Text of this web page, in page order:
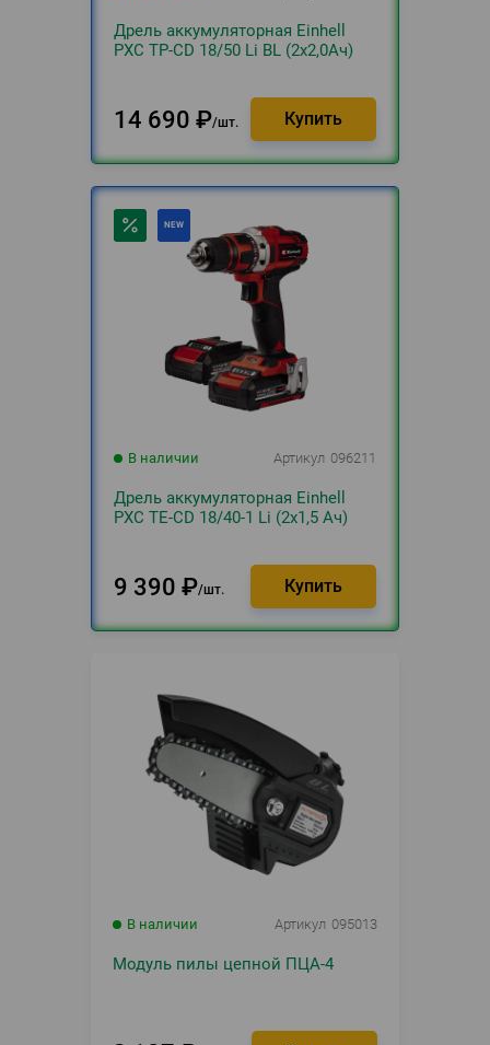
Дрель аккумуляторная Einhell
PXC TP-CD 18/50 Li BL (2x2,0Aч)
14 690 ₽ шт.
В наличии Артикул 096211
Дрель аккумуляторная Einhell
PXC TE-CD 18/40-1 Li (2x1,5 Aч)
9 390 ₽ шт.
В наличии Артикул 095013
Модуль пилы цепной ПЦА-4